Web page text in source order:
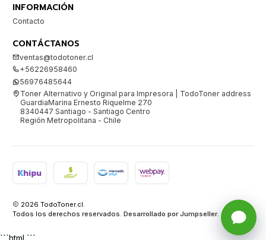
INFORMACIÓN
Contacto
CONTÁCTANOS
ventas@todotoner.cl
+56226958460
56976485644
Toner Alternativo y Original para Impresora | TodoToner address
GuardiaMarina Ernesto Riquelme 270
8340447 Santiago - Santiago Centro
Región Metropolitana - Chile
2026 TodoToner.cl.
Todos los derechos reservados. Desarrollado por Jumpseller.